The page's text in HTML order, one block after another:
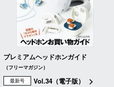
プレミアムヘッドホンガイド
（フリーマガジン）
最新号
Vol.34（電子版）